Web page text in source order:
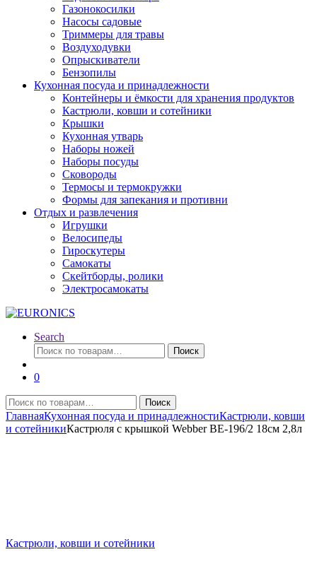
Газонокосилки
Насосы садовые
Триммеры для травы
Воздуходувки
Опрыскиватели
Бензопилы
Кухонная посуда и принадлежности
Контейнеры и ёмкости для хранения продуктов
Кастрюли, ковши и сотейники
Крышки
Кухонная утварь
Наборы ножей
Наборы посуды
Сковороды
Термосы и термокружки
Формы для запекания и противни
Отдых и развлечения
Игрушки
Велосипеды
Гироскутеры
Самокаты
Скейтборды, ролики
Электросамокаты
Search
Искать:
Поиск
0
Искать:
Поиск
ГлавнаяКухонная посуда и принадлежностиКастрюли, ковши
и сотейникиКастрюля с крышкой Webber BE-196/2 18см 2,8л
Кастрюли, ковши и сотейники